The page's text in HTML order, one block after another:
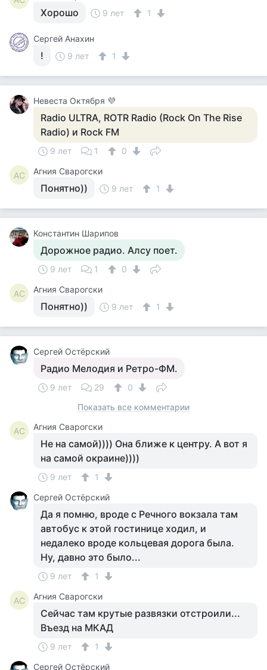
Хорошо 9 лет 1
Сергей Анахин
! 9 лет 1
Невеста Октября 💜
Radio ULTRA, ROTR Radio (Rock On The Rise
Radio) и Rock FM
9 лет 1 0
АС Агния Сварогски
Понятно)) 9 лет 1
Константин Шарипов
Дорожное радио. Алсу поет.
9 лет 1 0
АС Агния Сварогски
Понятно)) 9 лет 1
Сергей Остёрский
Радио Мелодия и Ретро-ФМ.
9 лет 29
0
Показать все комментарии
АС Агния Сварогски
Не на самой)))) Она ближе к центру. А вот я
на самой окраине))))
9 лет
1
Сергей Остёрский
Да я помню, вроде с Речного вокзала там
автобус к этой гостинице ходил, и
недалеко вроде кольцевая дорога была.
Ну, давно это было...
9 лет 1
АС Агния Сварогски
Сейчас там крутые развязки отстроили...
Въезд на МКАД
9 лет
1
Сергей Остёрский